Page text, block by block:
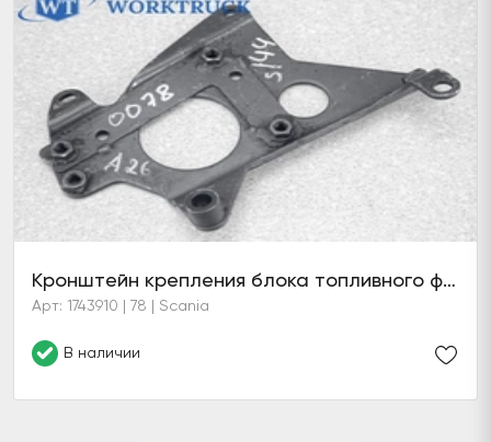
Кронштейн крепления блока топливного фильтра D12 HPI
Арт: 1743910 | 78 | Scania
В наличии